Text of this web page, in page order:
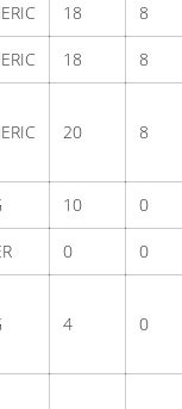
18 8
18 8
20 8
10 0
0 0
4 0